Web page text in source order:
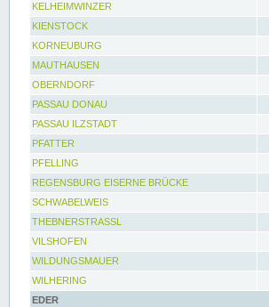
KELHEIMWINZER
KIENSTOCK
KORNEUBURG
MAUTHAUSEN
OBERNDORF
PASSAU DONAU
PASSAU ILZSTADT
PFATTER
PFELLING
REGENSBURG EISERNE BRÜCKE
SCHWABELWEIS
THEBNERSTRASSL
VILSHOFEN
WILDUNGSMAUER
WILHERING
EDER